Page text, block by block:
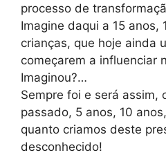
processo de
Imagine daqui a 15 anos,
crianças, que hoje ainda
começarem a influenciar
Imaginou?…
Sempre foi e será assim,
passado, 5 anos, 10
quanto criamos deste
desconhecido!